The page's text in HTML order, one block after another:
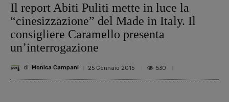
Il report Abiti Puliti mette in luce la
“cinesizzazione” del Made in Italy. Il
consigliere Caramello presenta
un’interrogazione
di Monica Campani 25 Gennaio 2015 530